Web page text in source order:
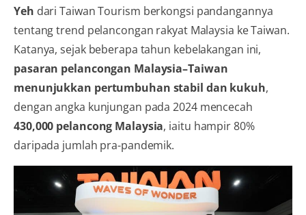
Yeh dari Taiwan Tourism berkongsi pandangannya
tentang trend pelancongan rakyat Malaysia ke Taiwan.
Katanya, sejak beberapa tahun kebelakangan ini,
pasaran pelancongan Malaysia–Taiwan
menunjukkan pertumbuhan stabil dan kukuh,
dengan angka kunjungan pada 2024 mencecah
430,000 pelancong Malaysia, iaitu hampir 80%
daripada jumlah pra-pandemik.